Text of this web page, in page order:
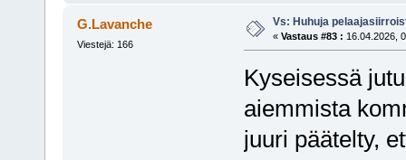
G.Lavanche
Viestejä: 166
Vs: Huhuja
« Vastaus #83 : 16.04.2026,
Kyseisessä
aiemmista
juuri päätelty,